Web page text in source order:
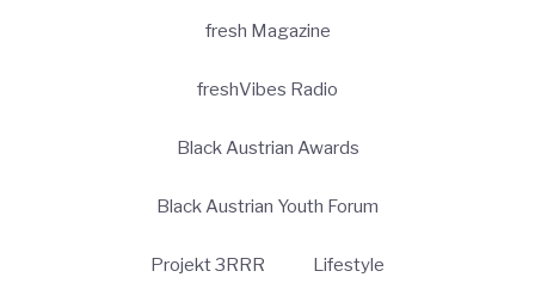
fresh Magazine
freshVibes Radio
Black Austrian Awards
Black Austrian Youth Forum
Projekt 3RRR Lifestyle